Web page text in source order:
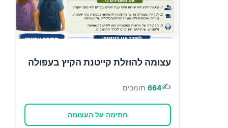
עצומה להוזלת קייטנת הקיץ בעפולה
✍️
664 תומכים
חתימה על העצומה